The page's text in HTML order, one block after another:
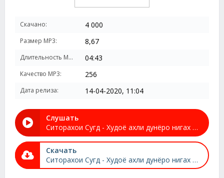
Скачано: 4 000
Размер MP3: 8,67
Длительность MP3: 04:43
Качество MP3: 256
Дата релиза: 14-04-2020, 11:04
Слушать
Ситорахои Сугд - Худоё ахли дунёро нигах дор 2020
Скачать
Ситорахои Сугд - Худоё ахли дунёро нигах дор 2020